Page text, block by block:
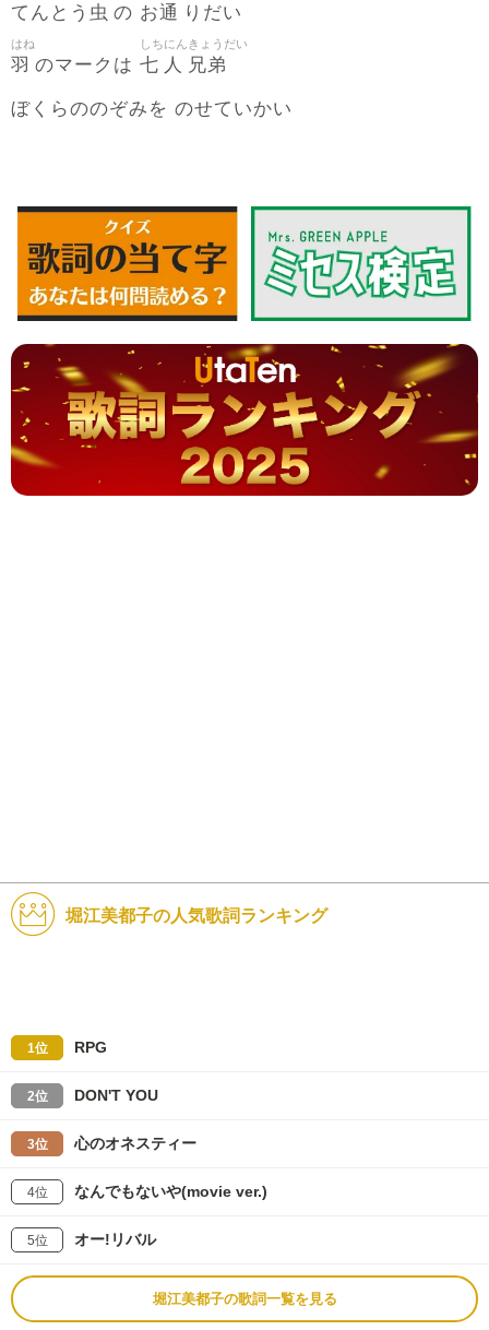
てんとう 虫 の お通 りだい
羽
はね
のマークは 七
しち
人
にん
兄弟
きょうだい
ぼくらののぞみを のせていかい
堀江美都子の人気歌詞ランキング
1位 RPG
2位 DON'T YOU
3位 心のオネスティー
4位 なんでもないや(movie ver.)
5位 オー!リバル
堀江美都子の歌詞一覧を見る